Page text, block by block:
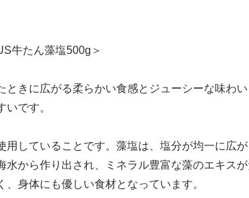
牛たん藻塩500g＞
きに広がる柔らかい食感とジューシーな味わ
です。
していることです。藻塩は、塩分が均一に広
から作り出され、ミネラル豊富な藻のエキス
身体にも優しい食材となっています。